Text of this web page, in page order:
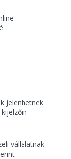
jelenhetnek
vállalatnak